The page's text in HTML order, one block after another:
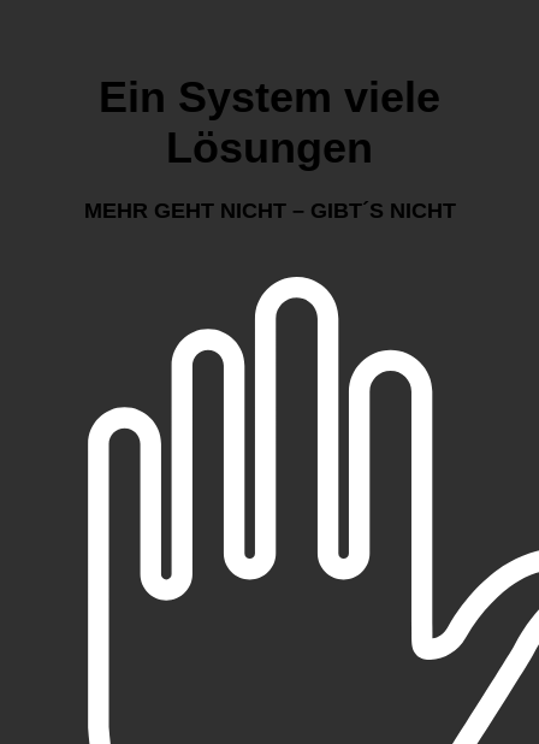
Ein System viele
Lösungen
MEHR GEHT NICHT – GIBT´S NICHT